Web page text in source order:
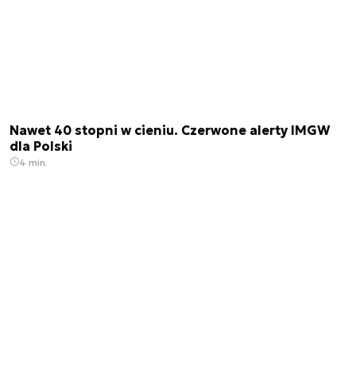
Nawet 40 stopni w cieniu. Czerwone alerty IMGW
dla Polski
4 min.